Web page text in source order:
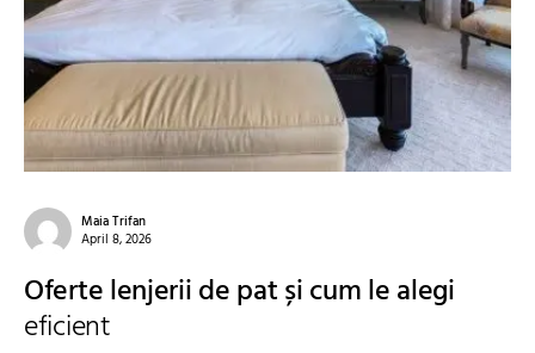
Maia Trifan
April 8, 2026
Oferte lenjerii de pat și cum le alegi
eficient